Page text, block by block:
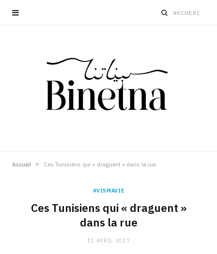
Accueil » Ces Tunisiens qui « draguent » dans la rue
#VISMAVIE
Ces Tunisiens qui « draguent »
dans la rue
11 AVRIL 2017